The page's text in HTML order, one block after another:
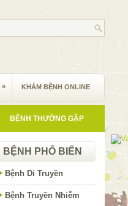
» KHÁM BỆNH ONLINE
BỆNH THƯỜNG GẶP
BỆNH PHỔ BIẾN
Bệnh Di Truyền
Bệnh Truyền Nhiễm